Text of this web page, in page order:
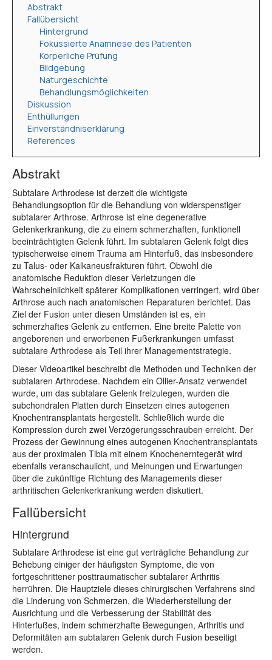
Abstrakt
Fallübersicht
Hintergrund
Fokussierte Anamnese des Patienten
Körperliche Prüfung
Bildgebung
Naturgeschichte
Behandlungsmöglichkeiten
Diskussion
Enthüllungen
Einverständniserklärung
References
Abstrakt
Subtalare Arthrodese ist derzeit die wichtigste
Behandlungsoption für die Behandlung von widerspenstiger
subtalarer Arthrose. Arthrose ist eine degenerative
Gelenkerkrankung, die zu einem schmerzhaften, funktionell
beeinträchtigten Gelenk führt. Im subtalaren Gelenk folgt dies
typischerweise einem Trauma am Hinterfuß, das insbesondere
zu Talus- oder Kalkaneusfrakturen führt. Obwohl die
anatomische Reduktion dieser Verletzungen die
Wahrscheinlichkeit späterer Komplikationen verringert, wird über
Arthrose auch nach anatomischen Reparaturen berichtet. Das
Ziel der Fusion unter diesen Umständen ist es, ein
schmerzhaftes Gelenk zu entfernen. Eine breite Palette von
angeborenen und erworbenen Fußerkrankungen umfasst
subtalare Arthrodese als Teil ihrer Managementstrategie.
Dieser Videoartikel beschreibt die Methoden und Techniken der
subtalaren Arthrodese. Nachdem ein Ollier-Ansatz verwendet
wurde, um das subtalare Gelenk freizulegen, wurden die
subchondralen Platten durch Einsetzen eines autogenen
Knochentransplantats hergestellt. Schließlich wurde die
Kompression durch zwei Verzögerungsschrauben erreicht. Der
Prozess der Gewinnung eines autogenen Knochentransplantats
aus der proximalen Tibia mit einem Knochenerntegerät wird
ebenfalls veranschaulicht, und Meinungen und Erwartungen
über die zukünftige Richtung des Managements dieser
arthritischen Gelenkerkrankung werden diskutiert.
Fallübersicht
Hintergrund
Subtalare Arthrodese ist eine gut verträgliche Behandlung zur
Behebung einiger der häufigsten Symptome, die von
fortgeschrittener posttraumatischer subtalarer Arthritis
herrühren. Die Hauptziele dieses chirurgischen Verfahrens sind
die Linderung von Schmerzen, die Wiederherstellung der
Ausrichtung und die Verbesserung der Stabilität des
Hinterfußes, indem schmerzhafte Bewegungen, Arthritis und
Deformitäten am subtalaren Gelenk durch Fusion beseitigt
werden.